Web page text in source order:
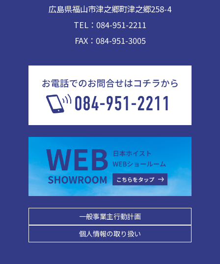
広島県福山市津之郷町津之郷258-4
TEL：084-951-2211
FAX：084-951-3005
一般事業主行動計画
個人情報の取り扱い